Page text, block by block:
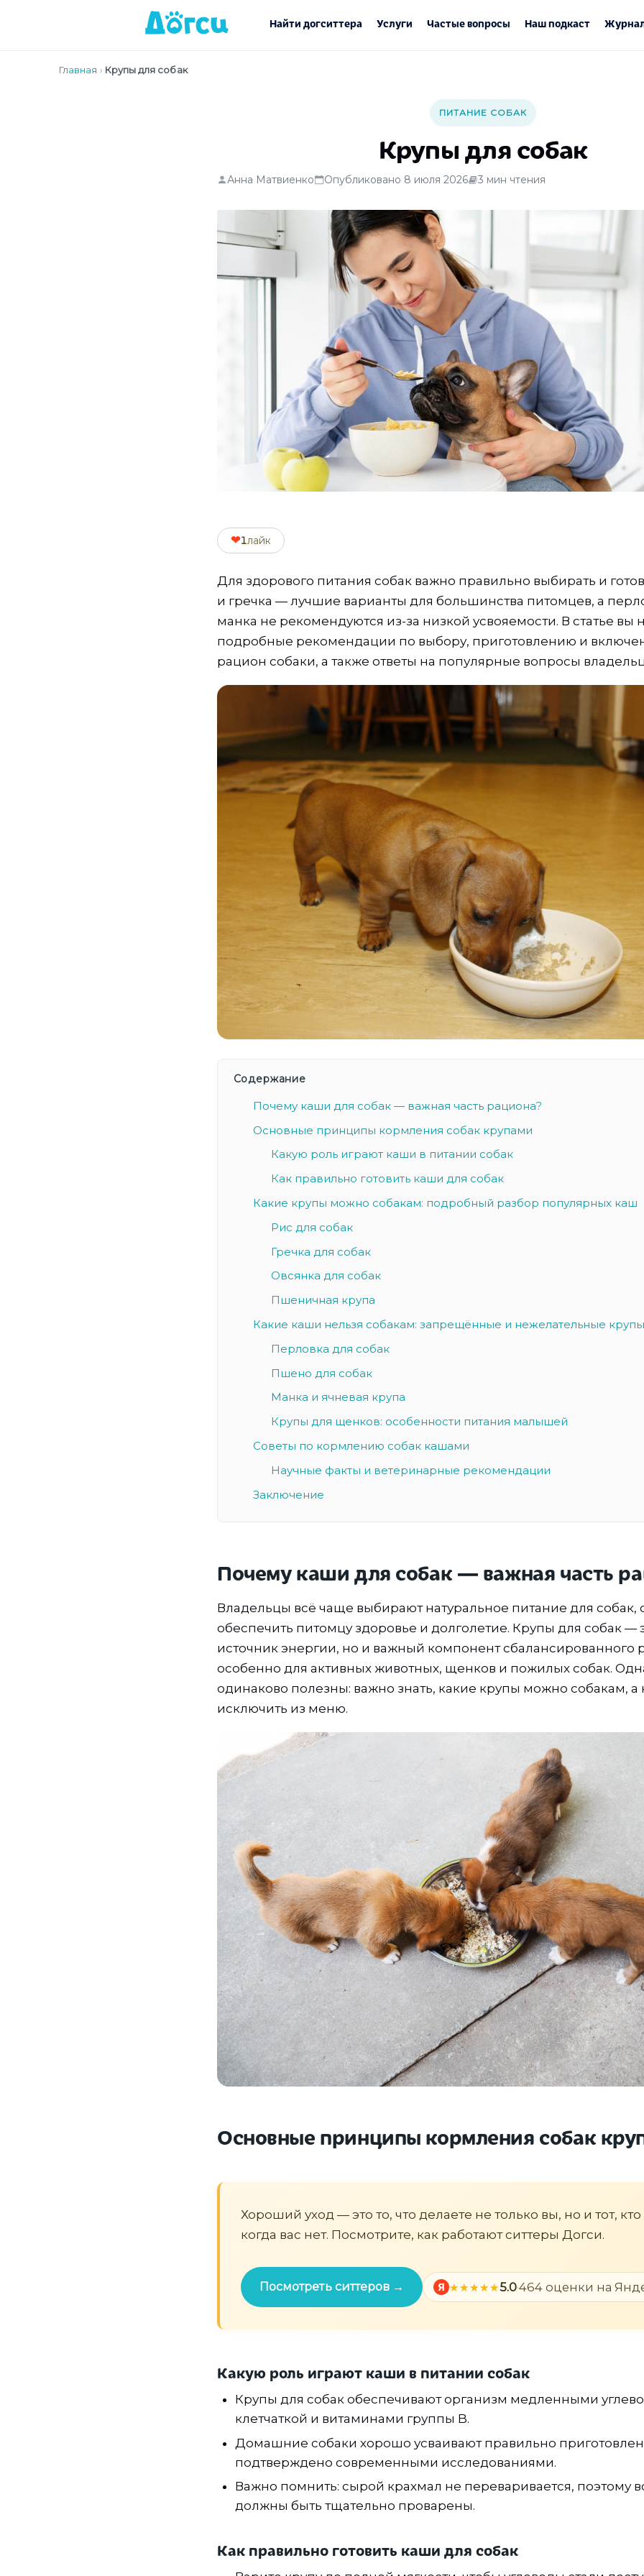
Найти догситтера Услуги Частые вопросы Наш подкаст
Главная › Крупы для собак
ПИТАНИЕ СОБАК
Крупы для собак
Анна Матвиенко Опубликовано 8 июля 2026 3 мин чтения
❤1лайк
Для здорового питания собак важно правильно выбирать и
и гречка — лучшие варианты для большинства питомцев, а
манка не рекомендуются из-за низкой усвояемости. В статье вы
подробные рекомендации по выбору, приготовлению и
рацион собаки, а также ответы на популярные вопросы
Содержание
Почему каши для собак — важная часть рациона?
Основные принципы кормления собак крупами
Какую роль играют каши в питании собак
Как правильно готовить каши для собак
Какие крупы можно собакам: подробный разбор популярных каш
Рис для собак
Гречка для собак
Овсянка для собак
Пшеничная крупа
Какие каши нельзя собакам: запрещённые и нежелательные крупы
Перловка для собак
Пшено для собак
Манка и ячневая крупа
Крупы для щенков: особенности питания малышей
Советы по кормлению собак кашами
Научные факты и ветеринарные рекомендации
Заключение
Почему каши для собак — важная часть
Владельцы всё чаще выбирают натуральное питание для собак,
обеспечить питомцу здоровье и долголетие. Крупы для собак —
источник энергии, но и важный компонент сбалансированного
особенно для активных животных, щенков и пожилых собак.
одинаково полезны: важно знать, какие крупы можно собакам, а
исключить из меню.
Основные принципы кормления собак
Хороший уход — это то, что делаете не только вы, но и тот,
когда вас нет. Посмотрите, как работают ситтеры Догси.
Посмотреть ситтеров → Я 5.0·464 оценки на
Какую роль играют каши в питании собак
Крупы для собак обеспечивают организм медленными
клетчаткой и витаминами группы B.
Домашние собаки хорошо усваивают правильно
подтверждено современными исследованиями.
Важно помнить: сырой крахмал не переваривается, поэтому
должны быть тщательно проварены.
Как правильно готовить каши для собак